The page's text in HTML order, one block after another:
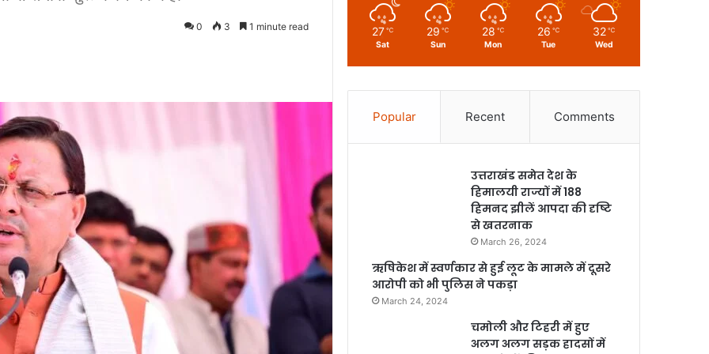
0 3 1 minute read 27 ℃
Sat
29 ℃
Sun
28 ℃
Mon
26 ℃
Tue
32 ℃
Wed
Popular Recent Comments
उत्तराखंड समेत देश के
हिमालयी राज्यों में 188
हिमनद झीलें आपदा की दृष्टि
से खतरनाक
March 26, 2024
ऋषिकेश में स्वर्णकार से हुई लूट के मामले में दूसरे
आरोपी को भी पुलिस ने पकड़ा
March 24, 2024
चमोली और टिहरी में हुए
अलग अलग सड़क हादसों में